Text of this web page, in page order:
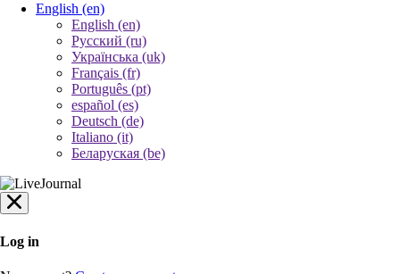
English (en)
English (en)
Русский (ru)
Українська (uk)
Français (fr)
Português (pt)
español (es)
Deutsch (de)
Italiano (it)
Беларуская (be)
Log in